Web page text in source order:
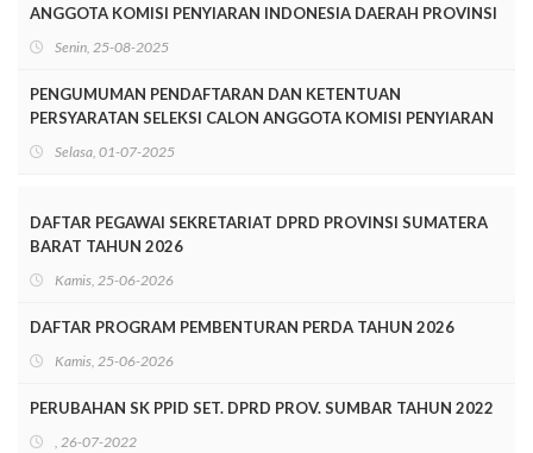
ANGGOTA KOMISI PENYIARAN INDONESIA DAERAH PROVINSI
SUMATERA BARAT PERIODE 2025-2028
Senin, 25-08-2025
PENGUMUMAN PENDAFTARAN DAN KETENTUAN
PERSYARATAN SELEKSI CALON ANGGOTA KOMISI PENYIARAN
INDONESIA DAERAH SUMATERA BARAT MASA JABATAN
TAHUN 2025-2028
Selasa, 01-07-2025
DAFTAR PEGAWAI SEKRETARIAT DPRD PROVINSI SUMATERA
BARAT TAHUN 2026
Kamis, 25-06-2026
DAFTAR PROGRAM PEMBENTURAN PERDA TAHUN 2026
Kamis, 25-06-2026
PERUBAHAN SK PPID SET. DPRD PROV. SUMBAR TAHUN 2022
, 26-07-2022